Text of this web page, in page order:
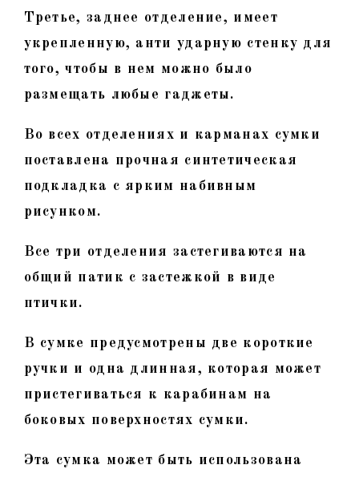
Третье, заднее отделение, имеет
укрепленную, анти ударную стенку для
того, чтобы в нем можно было
размещать любые гаджеты.
Во всех отделениях и карманах сумки
поставлена прочная синтетическая
подкладка с ярким набивным
рисунком.
Все три отделения застегиваются на
общий патик с застежкой в виде
птички.
В сумке предусмотрены две короткие
ручки и одна длинная, которая может
пристегиваться к карабинам на
боковых поверхностях сумки.
Эта сумка может быть использована